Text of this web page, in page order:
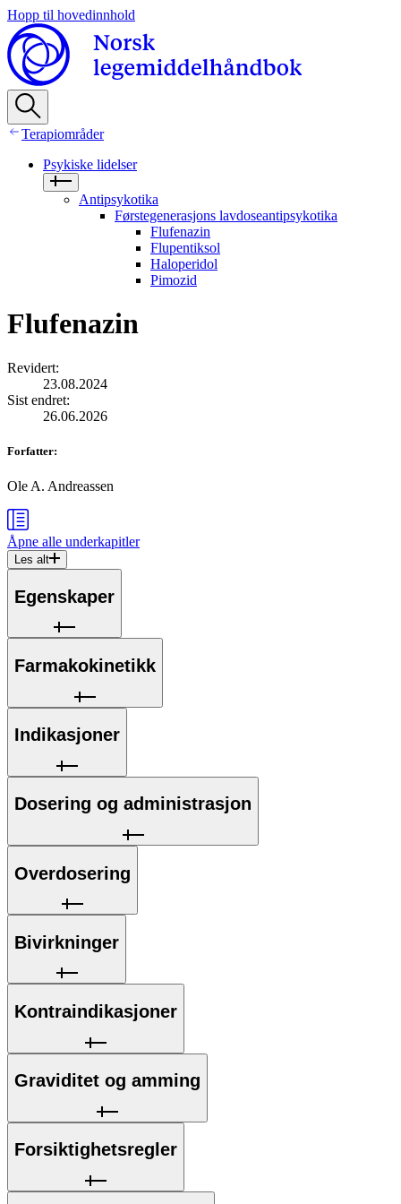
Hopp til hovedinnhold
Terapiområder
Psykiske lidelser
Antipsykotika
Førstegenerasjons lavdoseantipsykotika
Flufenazin
Flupentiksol
Haloperidol
Pimozid
Flufenazin
Revidert:
23.08.2024
Sist endret:
26.06.2026
Forfatter:
Ole A. Andreassen
Åpne alle underkapitler
Les alt
Egenskaper
Farmakokinetikk
Indikasjoner
Dosering og administrasjon
Overdosering
Bivirkninger
Kontraindikasjoner
Graviditet og amming
Forsiktighetsregler